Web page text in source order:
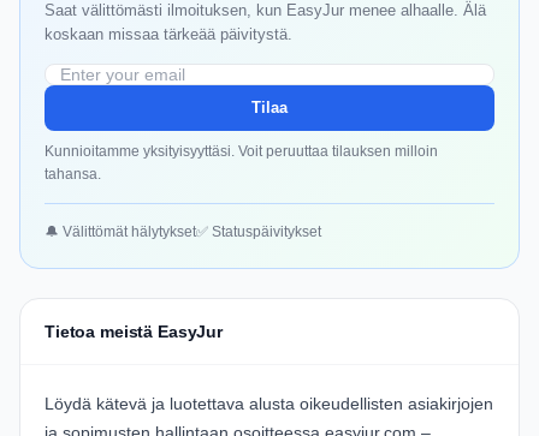
Saat välittömästi ilmoituksen, kun EasyJur menee alhaalle. Älä
koskaan missaa tärkeää päivitystä.
Tilaa
Kunnioitamme yksityisyyttäsi. Voit peruuttaa tilauksen milloin
tahansa.
🔔 Välittömät hälytykset✅ Statuspäivitykset
Tietoa meistä EasyJur
Löydä kätevä ja luotettava alusta oikeudellisten asiakirjojen